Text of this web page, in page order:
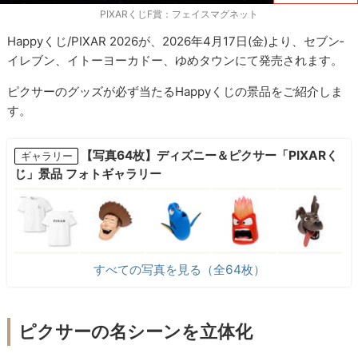
PIXARくじF賞：フェイスマグネット
Happyくじ/PIXAR 2026が、2026年4月17日(金)より、セブン‐
イレブン、イトーヨーカドー、ゆめタウンにて発売されます。
ピクサーのグッズが必ず当たるHappyくじの景品をご紹介しま
す。
ギャラリー
【写真64枚】ディズニー＆ピクサー「PIXARく
じ」景品 フォトギャラリー
すべての写真を見る（全64枚）
ピクサーの名シーンを立体化